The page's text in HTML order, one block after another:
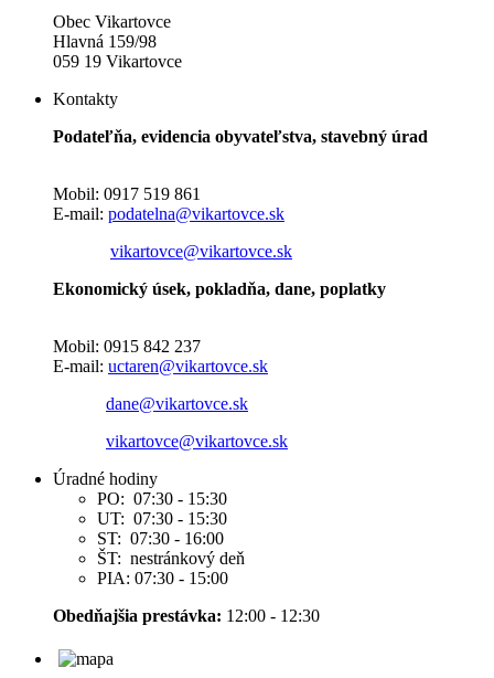
Obec Vikartovce
Hlavná 159/98
059 19 Vikartovce
Kontakty
Podateľňa, evidencia obyvateľstva, stavebný úrad
Mobil: 0917 519 861
E-mail: podatelna@vikartovce.sk
vikartovce@vikartovce.sk
Ekonomický úsek, pokladňa, dane, poplatky
Mobil: 0915 842 237
E-mail: uctaren@vikartovce.sk
dane@vikartovce.sk
vikartovce@vikartovce.sk
Úradné hodiny
PO: 07:30 - 15:30
UT: 07:30 - 15:30
ST: 07:30 - 16:00
ŠT: nestránkový deň
PIA: 07:30 - 15:00
Obedňajšia prestávka: 12:00 - 12:30